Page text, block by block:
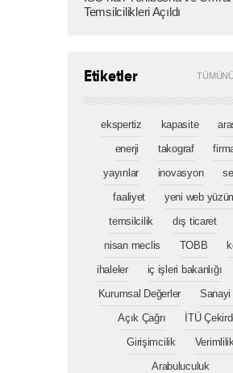
Temsilcilikleri Açıldı
Etiketler
ekspertiz kapasite
enerji
takograf
yayınlar
inovasyon
faaliyet
yeni web
temsilcilik
dış ticaret
nisan meclis
TOBB
ihaleler
iç işleri bakanlığı
Kurumsal Değerler
Sanayi
Açık Çağrı
İTÜ
Girişimcilik
Verimlilik
Arabuluculuk